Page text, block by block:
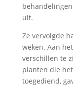
uit.
Ze vervolgde
weken. Aan
verschillen te
planten die
toegediend,